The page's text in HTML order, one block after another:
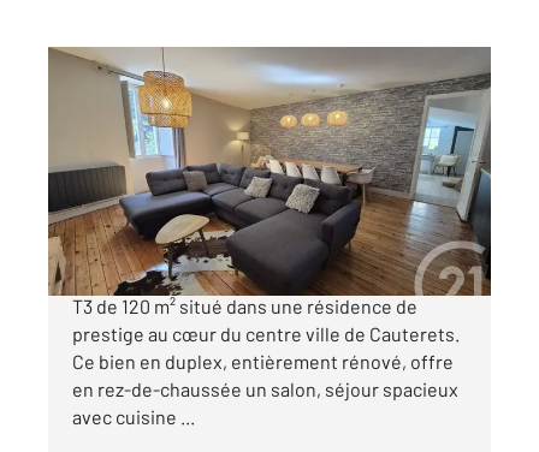
CAUTERETS 65
120,41 m2, 3 pièces
Ref : 4206
Appartement F3 à vendre
353 850 €
COUP DE COEUR pour cet appartement de type
T3 de 120 m² situé dans une résidence de
prestige au cœur du centre ville de Cauterets.
Ce bien en duplex, entièrement rénové, offre
en rez-de-chaussée un salon, séjour spacieux
avec cuisine ...